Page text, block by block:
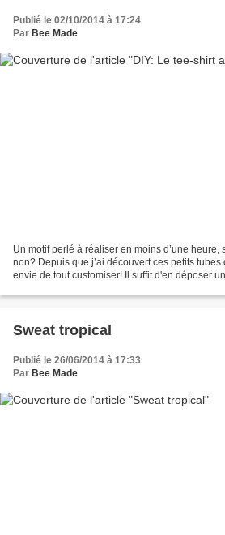
Publié le 02/10/2014 à 17:24
Par Bee Made
Un motif perlé à réaliser en moins d’une heure,
non? Depuis que j’ai découvert ces petits tubes
envie de tout customiser! Il suffit d'en déposer
Sweat tropical
Publié le 26/06/2014 à 17:33
Par Bee Made